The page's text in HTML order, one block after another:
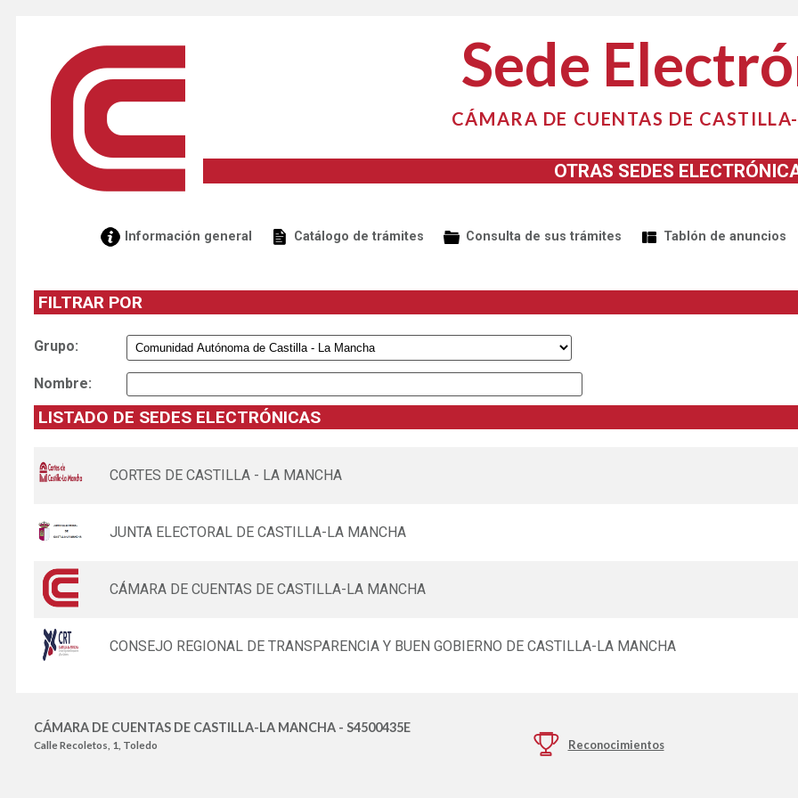
Sede
CÁMARA DE CUENTAS DE
OTRAS SEDES
Información general Catálogo de trámites Consulta de sus trámites Tablón de anuncios
FILTRAR POR
Grupo:
Nombre:
LISTADO DE SEDES ELECTRÓNICAS
CORTES DE CASTILLA - LA MANCHA
JUNTA ELECTORAL DE CASTILLA-LA MANCHA
CÁMARA DE CUENTAS DE CASTILLA-LA MANCHA
CONSEJO REGIONAL DE TRANSPARENCIA Y BUEN GOBIERNO DE CASTILLA-LA MANCHA
CÁMARA DE CUENTAS DE CASTILLA-LA MANCHA - S4500435E
Calle Recoletos, 1, Toledo  Reconocimientos